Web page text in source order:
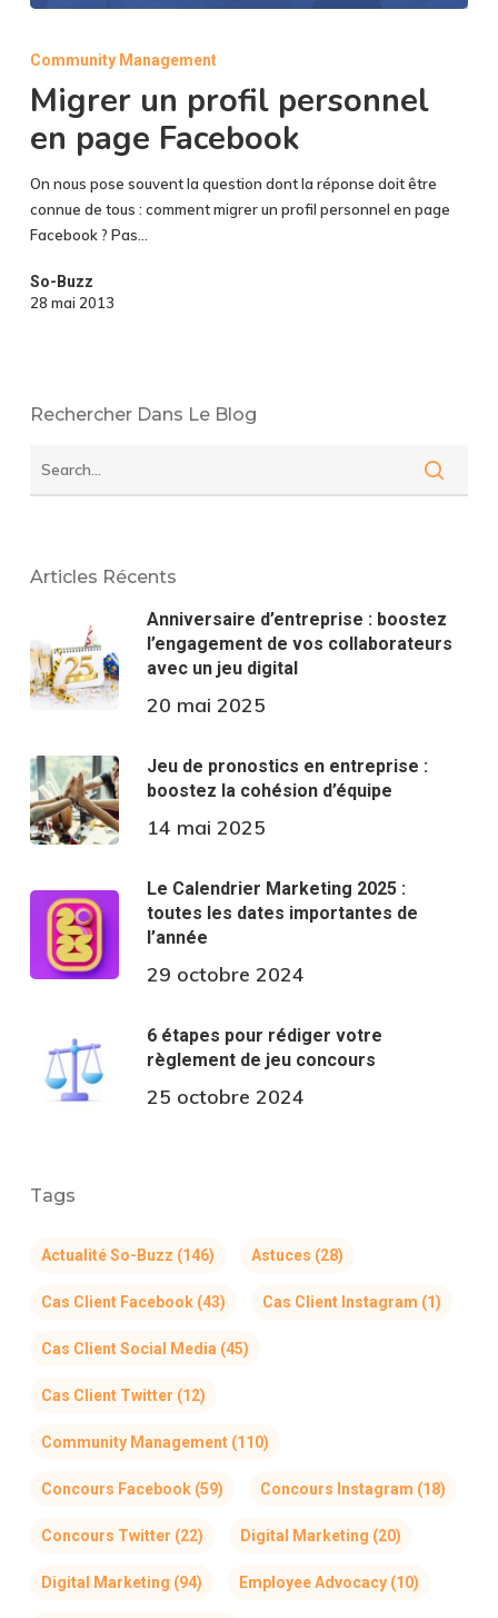
profil
personnel
page
Community Management
Migrer un profil personnel
en page Facebook
On nous pose souvent la question dont la réponse doit être
connue de tous : comment migrer un profil personnel en page
Facebook ? Pas…
So-Buzz
28 mai 2013
Rechercher Dans Le Blog
Articles Récents
Anniversaire d’entreprise : boostez
l’engagement de vos collaborateurs
avec un jeu digital
20 mai 2025
Jeu de pronostics en entreprise :
boostez la cohésion d’équipe
14 mai 2025
Le Calendrier Marketing 2025 :
toutes les dates importantes de
l’année
29 octobre 2024
6 étapes pour rédiger votre
règlement de jeu concours
25 octobre 2024
Tags
Actualité So-Buzz (146) Astuces (28)
Cas Client Facebook(43) Cas Client Instagram (1)
Cas Client Social Media (45)
Cas Client Twitter (12)
Community Management(110)
Concours Facebook(59) Concours Instagram (18)
Concours Twitter (22) Digital Marketing (20)
Digital Marketing (94) Employee Advocacy(10)